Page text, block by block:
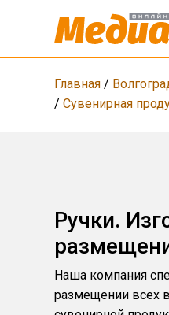
Главная/
/ Сувенирная
Ручки.
Наша компания
размещении всех